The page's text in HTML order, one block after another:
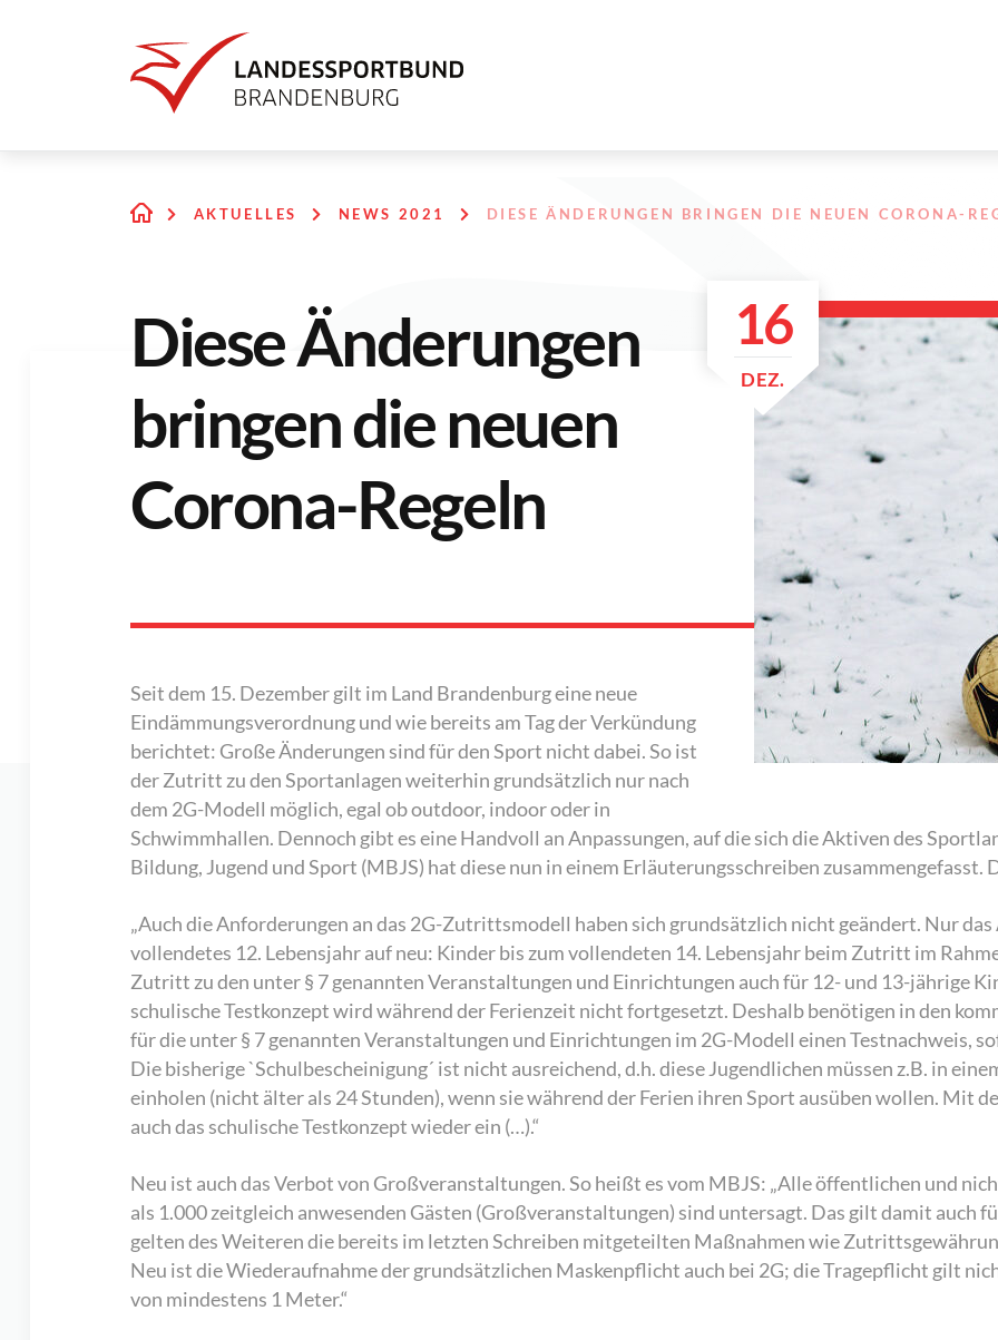
AKTUELLES NEWS 2021 DIESE ÄNDERUNGEN BRINGEN DIE NEUEN CORONA-
16
DEZ.
Diese Änderungen
bringen die neuen
Corona-Regeln
Seit dem 15. Dezember gilt im Land Brandenburg eine neue
Eindämmungsverordnung und wie bereits am Tag der Verkündung
berichtet: Große Änderungen sind für den Sport nicht dabei. So ist
der Zutritt zu den Sportanlagen weiterhin grundsätzlich nur nach
dem 2G-Modell möglich, egal ob outdoor, indoor oder in
Schwimmhallen. Dennoch gibt es eine Handvoll an Anpassungen, auf die sich die Aktiven des
Bildung, Jugend und Sport (MBJS) hat diese nun in einem Erläuterungsschreiben zusammengefasst.
„Auch die Anforderungen an das 2G-Zutrittsmodell haben sich grundsätzlich nicht geändert. Nur
vollendetes 12. Lebensjahr auf neu: Kinder bis zum vollendeten 14. Lebensjahr beim Zutritt im
Zutritt zu den unter § 7 genannten Veranstaltungen und Einrichtungen auch für 12- und 13-jährige
schulische Testkonzept wird während der Ferienzeit nicht fortgesetzt. Deshalb benötigen in den
für die unter § 7 genannten Veranstaltungen und Einrichtungen im 2G-Modell einen Testnachweis,
Die bisherige `Schulbescheinigung´ ist nicht ausreichend, d.h. diese Jugendlichen müssen z.B. in
einholen (nicht älter als 24 Stunden), wenn sie während der Ferien ihren Sport ausüben wollen. Mit
auch das schulische Testkonzept wieder ein (…).“
Neu ist auch das Verbot von Großveranstaltungen. So heißt es vom MBJS: „Alle öffentlichen und
als 1.000 zeitgleich anwesenden Gästen (Großveranstaltungen) sind untersagt. Das gilt damit auch
gelten des Weiteren die bereits im letzten Schreiben mitgeteilten Maßnahmen wie
Neu ist die Wiederaufnahme der grundsätzlichen Maskenpflicht auch bei 2G; die Tragepflicht gilt
von mindestens 1 Meter.“